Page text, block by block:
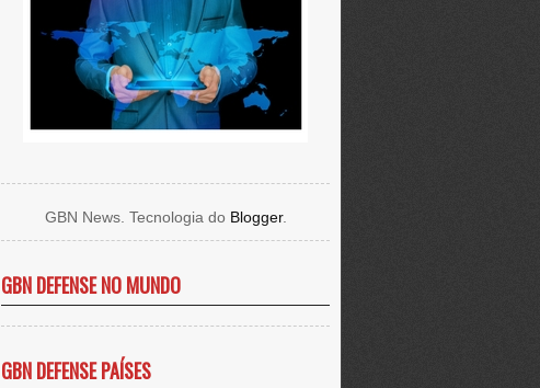
GBN News. Tecnologia do Blogger.
GBN DEFENSE NO MUNDO
GBN DEFENSE PAÍSES